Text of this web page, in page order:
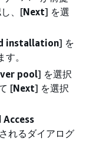
、[Next] を選
installation] を
。
pool] を選択
[Next] を選択
れるダイアログ